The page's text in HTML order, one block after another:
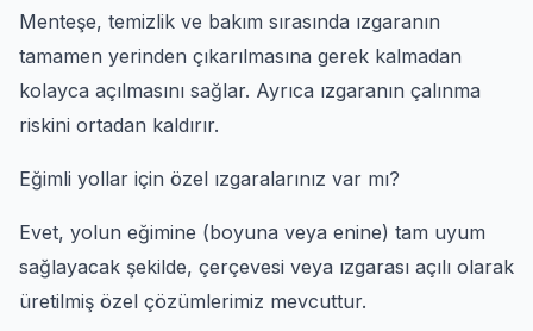
Menteşe, temizlik ve bakım sırasında ızgaranın
tamamen yerinden çıkarılmasına gerek kalmadan
kolayca açılmasını sağlar. Ayrıca ızgaranın çalınma
riskini ortadan kaldırır.
Eğimli yollar için özel ızgaralarınız var mı?
Evet, yolun eğimine (boyuna veya enine) tam uyum
sağlayacak şekilde, çerçevesi veya ızgarası açılı olarak
üretilmiş özel çözümlerimiz mevcuttur.